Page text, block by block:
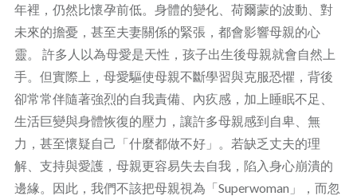
年裡，仍然比懷孕前低。身體的變化、荷爾蒙的波動、對
未來的擔憂，甚至夫妻關係的緊張，都會影響母親的心
靈。 許多人以為母愛是天性，孩子出生後母親就會自然上
手。但實際上，母愛驅使母親不斷學習與克服恐懼，背後
卻常常伴隨著強烈的自我責備、內疚感，加上睡眠不足、
生活巨變與身體恢復的壓力，讓許多母親感到自卑、無
力，甚至懷疑自己「什麼都做不好」。若缺乏丈夫的理
解、支持與愛護，母親更容易失去自我，陷入身心崩潰的
邊緣。因此，我們不該把母親視為「Superwoman」，而忽